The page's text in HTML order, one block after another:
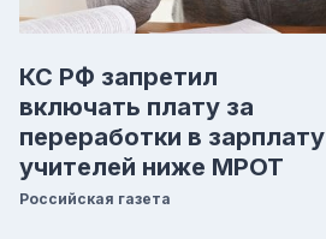
КС РФ запретил
включать плату за
переработки в зарплату
учителей ниже МРОТ
Российская газета